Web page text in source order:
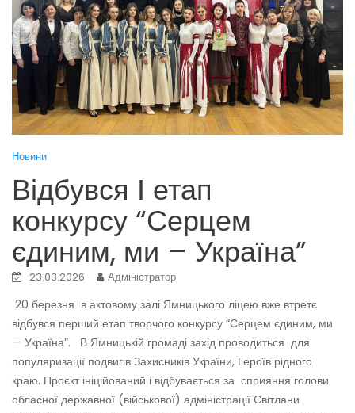
Новини
Відбувся І етап
конкурсу “Серцем
єдиним, ми – Україна”
23.03.2026 Адміністратор
20 березня в актовому залі Ямницького ліцею вже втретє
відбувся перший етап творчого конкурсу “Серцем єдиним, ми
— Україна”. В Ямницькій громаді захід проводиться для
популяризації подвигів Захисників України, Героїв рідного
краю. Проєкт ініційований і відбувається за сприяння голови
обласної державної (військової) адміністрації Світлани